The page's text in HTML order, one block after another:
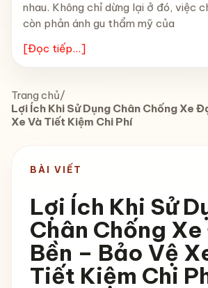
nhau. Không chỉ dừng lại ở đó, việc
còn phản ánh gu thẩm mỹ của
[Đọc tiếp...]
Trang chủ/
Lợi Ích Khi Sử Dụng Chân Chống Xe
Xe Và Tiết Kiệm Chi Phí
BÀI VIẾT
Lợi Ích Khi Sử
Chân Chống
Bền – Bảo Vệ
Tiết Kiệm Chi